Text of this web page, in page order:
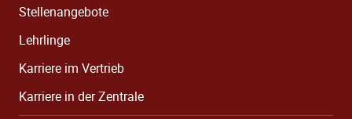
Stellenangebote
Lehrlinge
Karriere im Vertrieb
Karriere in der Zentrale